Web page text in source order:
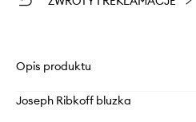
Opis produktu
Joseph Ribkoff bluzka